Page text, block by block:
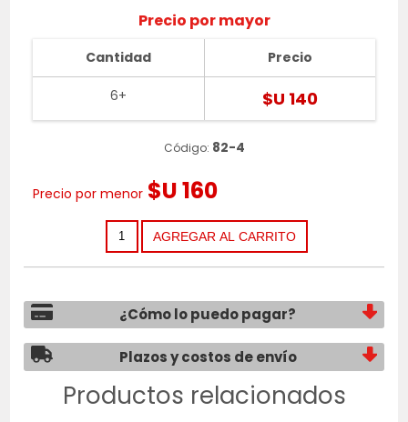
Precio por mayor
Cantidad
6+
Precio
$U 140
Código: 82-4
Precio por menor $U 160
¿Cómo lo puedo pagar?
Plazos y costos de envío
Productos relacionados